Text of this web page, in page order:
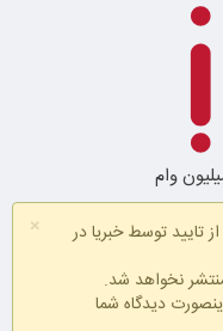
×
تایید توسط خبریا در
نخواهد شد.
دیدگاه شما